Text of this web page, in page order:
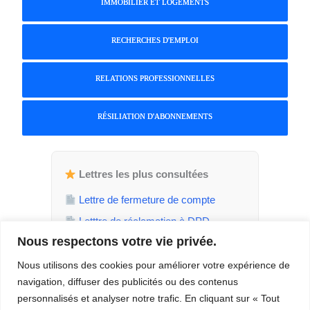
Nous respectons votre vie privée.
Nous utilisons des cookies pour améliorer votre expérience de
navigation, diffuser des publicités ou des contenus
personnalisés et analyser notre trafic. En cliquant sur « Tout
IMMOBILIER ET LOGEMENTS
RECHERCHES D'EMPLOI
RELATIONS PROFESSIONNELLES
RÉSILIATION D'ABONNEMENTS
Lettres les plus consultées
Lettre de fermeture de compte
Letttre de réclamation à DPD
Attestation de parent isolé
Demande de jours de RTT
Demande de temps plein